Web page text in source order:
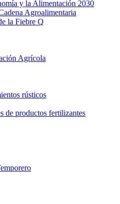
y la Alimentación 2030
Agroalimentaria
la Fiebre Q
Agrícola
rústicos
de productos fertilizantes